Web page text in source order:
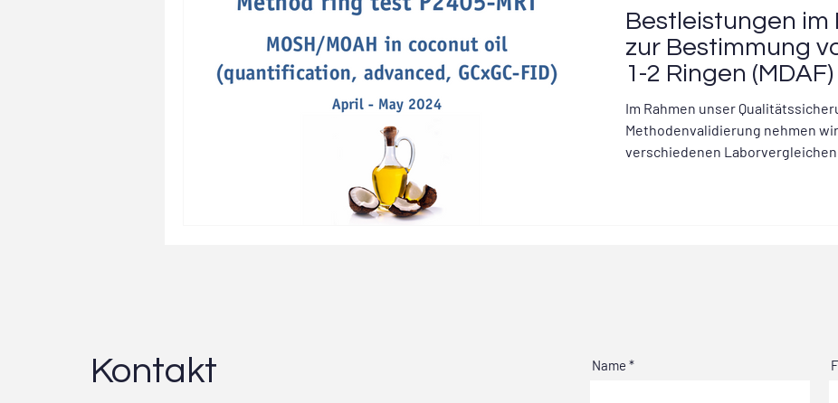
Bestleistungen im
zur Bestimmung
1-2 Ringen
mit 3-7 Ringen
Im Rahmen unser
Methodenvalidierung nehmen
verschiedenen
Kontakt Name